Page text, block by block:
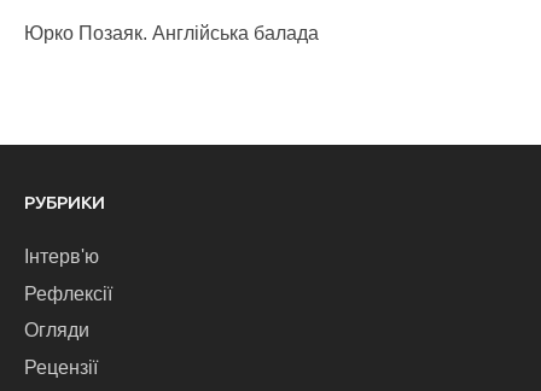
Юрко Позаяк. Англійська балада
РУБРИКИ
Інтерв'ю
Рефлексії
Огляди
Рецензії